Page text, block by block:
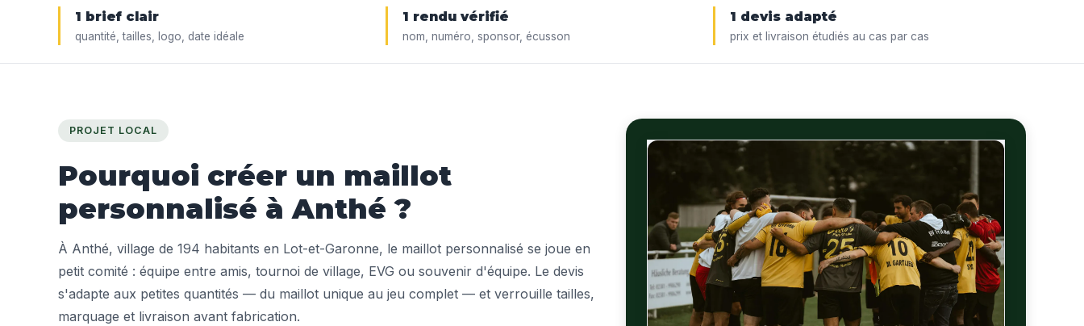
1 brief clair
quantité, tailles, logo, date idéale
1 rendu vérifié
nom, numéro, sponsor, écusson
1 devis adapté
prix et livraison étudiés au cas par cas
PROJET LOCAL
Pourquoi créer un maillot
personnalisé à Anthé ?
À Anthé, village de 194 habitants en Lot-et-Garonne, le maillot personnalisé se joue en
petit comité : équipe entre amis, tournoi de village, EVG ou souvenir d'équipe. Le devis
s'adapte aux petites quantités — du maillot unique au jeu complet — et verrouille tailles,
marquage et livraison avant fabrication.